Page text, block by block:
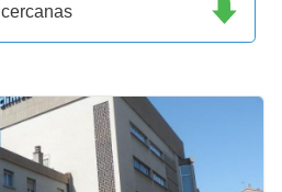
cercanas